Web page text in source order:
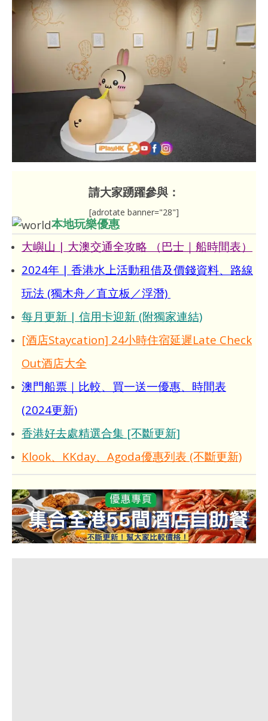
請大家踴躍參與：
[adrotate banner="28"]
本地玩樂優惠
大嶼山 | 大澳交通全攻略 （巴士｜船時間表）
2024年 | 香港水上活動租借及價錢資料、路線
玩法 (獨木舟／直立板／浮潛)
每月更新 | 信用卡迎新 (附獨家連結)
[酒店Staycation] 24小時住宿延遲Late Check
Out酒店大全
澳門船票｜比較、買一送一優惠、時間表
(2024更新)
香港好去處精選合集 [不斷更新]
Klook、KKday、Agoda優惠列表 (不斷更新)